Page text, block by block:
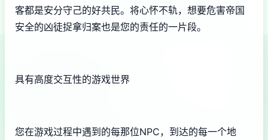
客都是安分守己的好共民。将心怀不轨，想要危害帝国
安全的凶徒捉拿归案也是您的责任的一片段。
具有高度交互性的游戏世界
您在游戏过程中遇到的每那位NPC，到达的每一个地